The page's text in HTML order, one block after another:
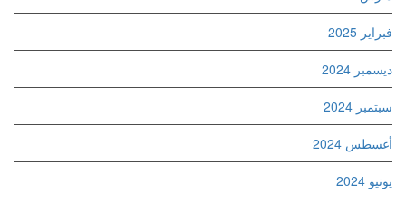
فبراير 2025
ديسمبر 2024
سبتمبر 2024
أغسطس 2024
يونيو 2024